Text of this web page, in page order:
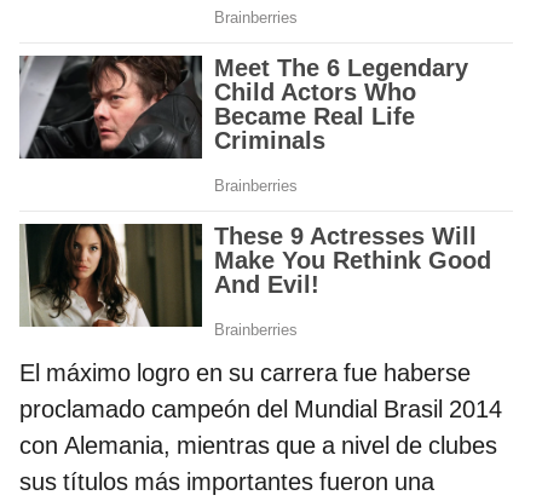
El máximo logro en su carrera fue haberse
proclamado campeón del Mundial Brasil 2014
con Alemania, mientras que a nivel de clubes
sus títulos más importantes fueron una